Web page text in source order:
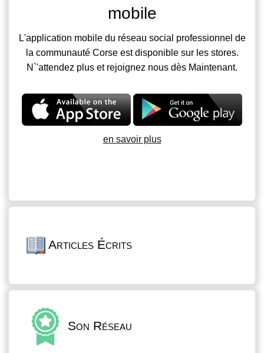
mobile
L'application mobile du réseau social professionnel de
la communauté Corse est disponible sur les stores.
N`'attendez plus et rejoignez nous dès Maintenant.
en savoir plus
Articles Écrits
Son Réseau